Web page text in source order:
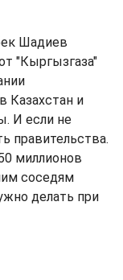
Шадиев
"Кыргызгаза"
Казахстан и
И если не
правительства.
миллионов
соседям
делать при